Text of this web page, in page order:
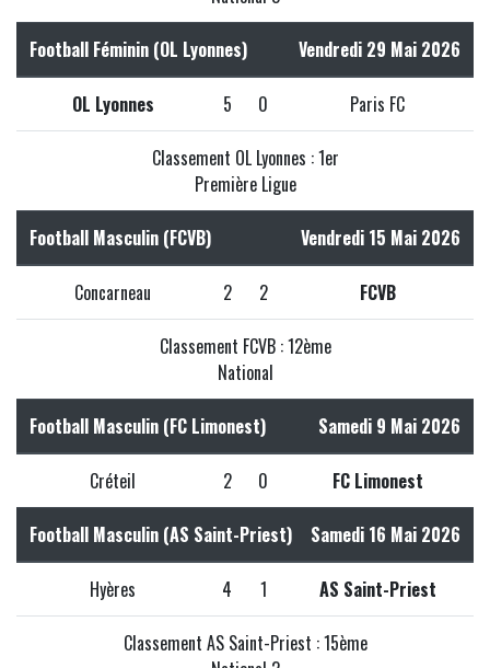
Football Féminin (OL Lyonnes) Vendredi 29 Mai 2026
OL Lyonnes 5 0 Paris FC
Classement OL Lyonnes : 1er
Première Ligue
Football Masculin (FCVB) Vendredi 15 Mai 2026
Concarneau 2 2 FCVB
Classement FCVB : 12ème
National
Football Masculin (FC Limonest) Samedi 9 Mai 2026
Créteil 2 0 FC Limonest
Football Masculin (AS Saint-Priest) Samedi 16 Mai 2026
Hyères 4 1 AS Saint-Priest
Classement AS Saint-Priest : 15ème